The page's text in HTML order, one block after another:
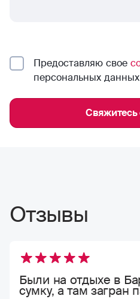
Предоставляю свое
персональных данных
Свяжитесь
Отзывы
Были на отдыхе в
сумку, а там загран